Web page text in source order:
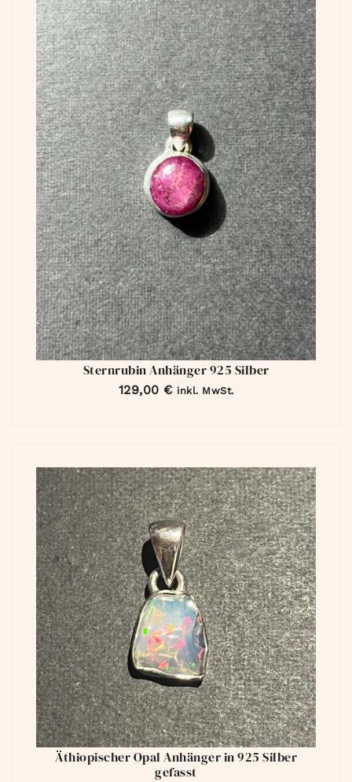
Sternrubin Anhänger 925 Silber
129,00 € inkl. MwSt.
Äthiopischer Opal Anhänger in 925 Silber
gefasst